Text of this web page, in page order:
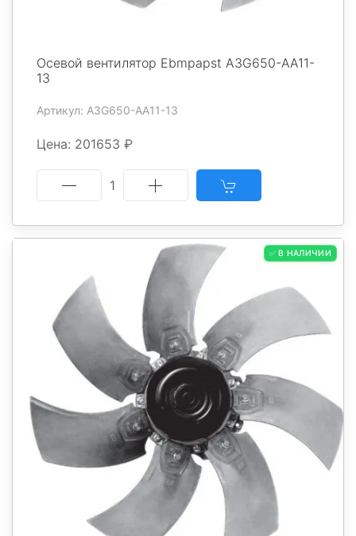
Осевой вентилятор Ebmpapst A3G650-AA11-
13
Артикул: A3G650-AA11-13
Цена: 201653 ₽
1
✅ В НАЛИЧИИ